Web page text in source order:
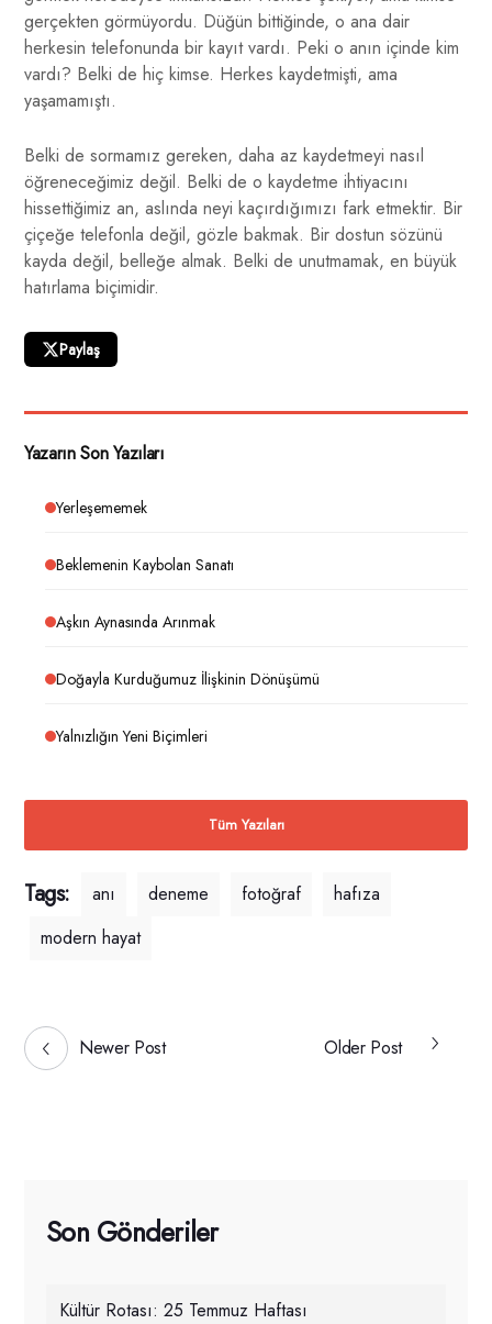
gerçekten görmüyordu. Düğün bittiğinde, o ana dair
herkesin telefonunda bir kayıt vardı. Peki o anın içinde kim
vardı? Belki de hiç kimse. Herkes kaydetmişti, ama
yaşamamıştı.
Belki de sormamız gereken, daha az kaydetmeyi nasıl
öğreneceğimiz değil. Belki de o kaydetme ihtiyacını
hissettiğimiz an, aslında neyi kaçırdığımızı fark etmektir. Bir
çiçeğe telefonla değil, gözle bakmak. Bir dostun sözünü
kayda değil, belleğe almak. Belki de unutmamak, en büyük
hatırlama biçimidir.
Paylaş
Yazarın Son Yazıları
Yerleşememek
Beklemenin Kaybolan Sanatı
Aşkın Aynasında Arınmak
Doğayla Kurduğumuz İlişkinin Dönüşümü
Yalnızlığın Yeni Biçimleri
Tüm Yazıları
Tags: anı deneme fotoğraf
hafıza
modern hayat
Newer Post Older Post
Son Gönderiler
Kültür Rotası: 25 Temmuz Haftası